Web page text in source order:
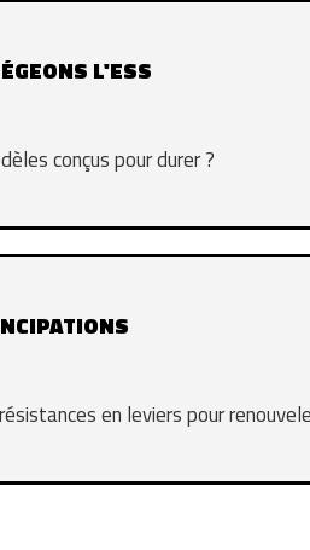
L'ESS
conçus pour durer ?
en leviers pour